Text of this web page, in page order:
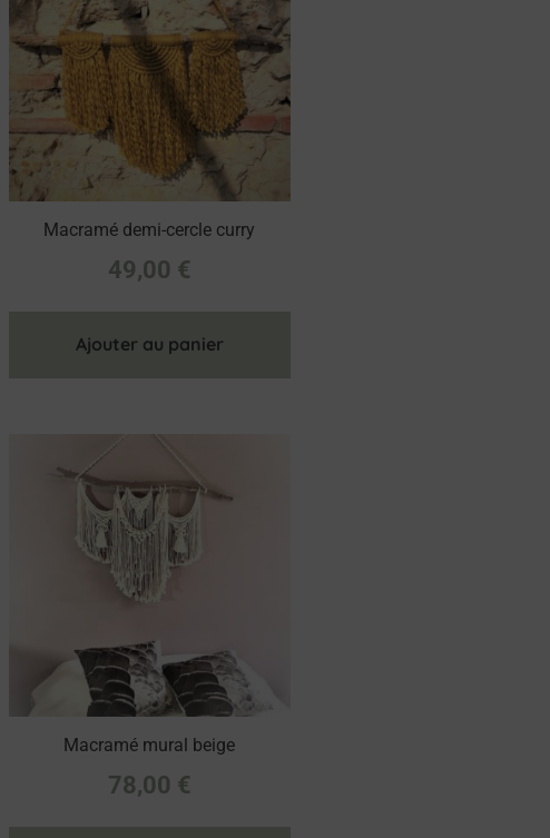
Macramé demi-cercle curry
49,00 €
Ajouter au panier
Macramé mural beige
78,00 €